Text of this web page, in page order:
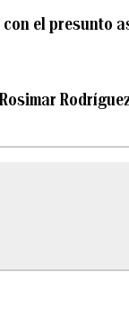
el presunto